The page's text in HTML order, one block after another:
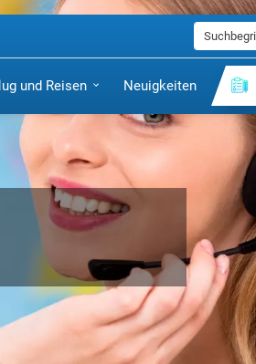
und Reisen Neuigkeiten